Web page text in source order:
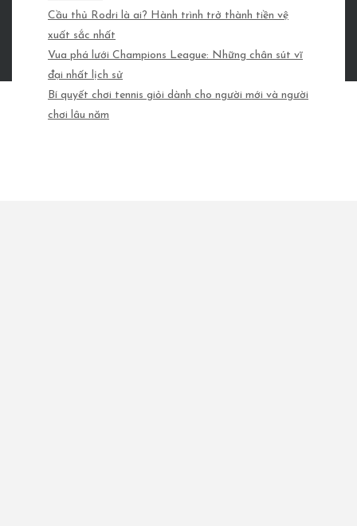
Cầu thủ Rodri là ai? Hành trình trở thành tiền vệ
xuất sắc nhất
Vua phá lưới Champions League: Những chân sút vĩ
đại nhất lịch sử
Bí quyết chơi tennis giỏi dành cho người mới và người
chơi lâu năm
lâu năm